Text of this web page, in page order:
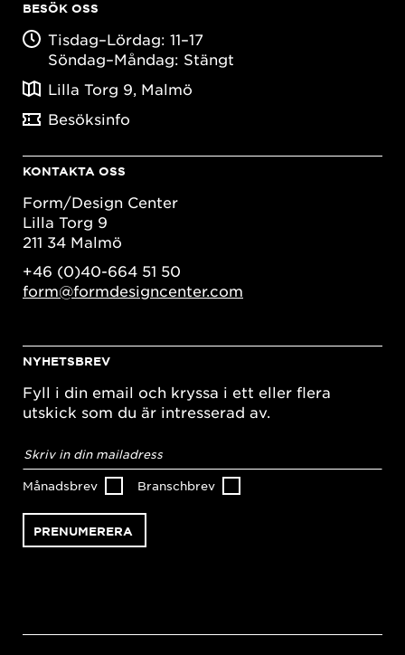
BESÖK OSS
Tisdag–Lördag: 11–17
Söndag–Måndag: Stängt
Lilla Torg 9, Malmö
Besöksinfo
KONTAKTA OSS
Form/Design Center
Lilla Torg 9
211 34 Malmö
+46 (0)40-664 51 50
form@formdesigncenter.com
NYHETSBREV
Fyll i din email och kryssa i ett eller flera
utskick som du är intresserad av.
postadress*
Månadsbrev Branschbrev